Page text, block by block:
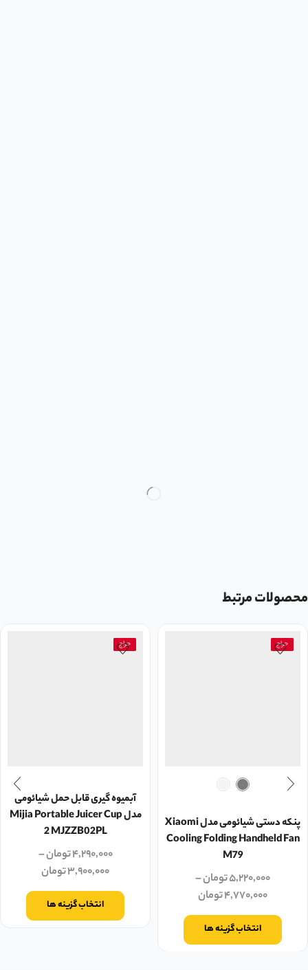
محصولات مرتبط
حراج
پنکه دستی شیائومی مدل Xiaomi
Cooling Folding Handheld Fan
M79
۵,۲۲۰,۰۰۰تومان–
۴,۷۷۰,۰۰۰تومان
انتخاب گزینه ها
حراج
آبمیوه گیری قابل حمل شیائومی
مدل Mijia Portable Juicer Cup
2 MJZZB02PL
۴,۲۹۰,۰۰۰تومان–
۳,۹۰۰,۰۰۰تومان
انتخاب گزینه ها